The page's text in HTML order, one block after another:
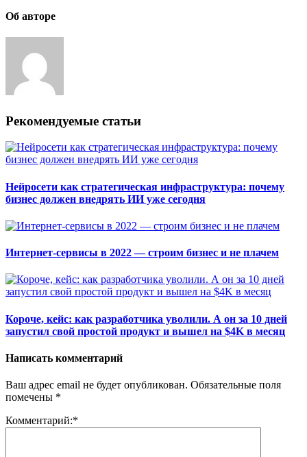
Об авторе
Рекомендуемые статьи
Нейросети как стратегическая инфраструктура: почему
бизнес должен внедрять ИИ уже сегодня
Интернет-сервисы в 2022 — строим бизнес и не плачем
Короче, кейс: как разработчика уволили. А он за 10 дней
запустил свой простой продукт и вышел на $4K в месяц
Написать комментарий
Ваш адрес email не будет опубликован. Обязательные поля
помечены *
Комментарий:*